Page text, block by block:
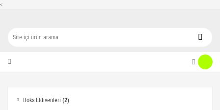
<
Boks Eldivenleri (2)